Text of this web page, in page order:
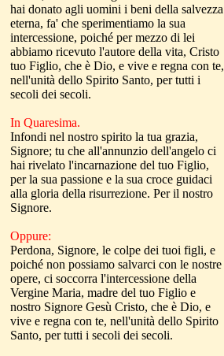
hai donato agli uomini i beni della salvezza
eterna, fa' che sperimentiamo la sua
intercessione, poiché per mezzo di lei
abbiamo ricevuto l'autore della vita, Cristo
tuo Figlio, che è Dio, e vive e regna con te,
nell'unità dello Spirito Santo, per tutti i
secoli dei secoli.
In Quaresima.
Infondi nel nostro spirito la tua grazia,
Signore; tu che all'annunzio dell'angelo ci
hai rivelato l'incarnazione del tuo Figlio,
per la sua passione e la sua croce guidaci
alla gloria della risurrezione. Per il nostro
Signore.
Oppure:
Perdona, Signore, le colpe dei tuoi figli, e
poiché non possiamo salvarci con le nostre
opere, ci soccorra l'intercessione della
Vergine Maria, madre del tuo Figlio e
nostro Signore Gesù Cristo, che è Dio, e
vive e regna con te, nell'unità dello Spirito
Santo, per tutti i secoli dei secoli.